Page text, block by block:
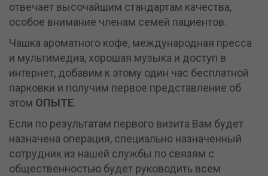
отвечает высочайшим стандартам качества,
особое внимание членам семей пациентов.
Чашка ароматного кофе, международная пресса
и мультимедиа, хорошая музыка и доступ в
интернет, добавим к этому один час бесплатной
парковки и получим первое представление об
этом ОПЫТЕ.
Если по результатам первого визита Вам будет
назначена операция, специально назначенный
сотрудник из нашей службы по связям с
общественностью будет руководить всем